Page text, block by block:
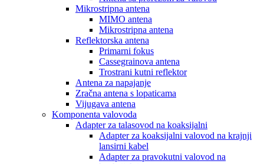
Mikrostripna antena
MIMO antena
Mikrostripna antena
Reflektorska antena
Primarni fokus
Cassegrainova antena
Trostrani kutni reflektor
Antena za napajanje
Zračna antena s lopaticama
Vijugava antena
Komponenta valovoda
Adapter za talasovod na koaksijalni
Adapter za koaksijalni valovod na krajnji
lansirni kabel
Adapter za pravokutni valovod na